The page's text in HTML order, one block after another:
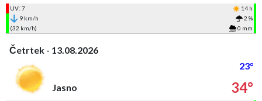
UV: 7
14 h
9 km/h
2 %
(32 km/h)
0 mm
Četrtek - 13.08.2026
23°
Jasno
34°